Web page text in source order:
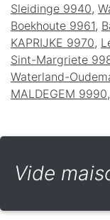
Sleidinge 9940,
Boekhoute 9961,
KAPRIJKE 9970,
Sint-Margriete
Waterland-
MALDEGEM 9990,
Vide